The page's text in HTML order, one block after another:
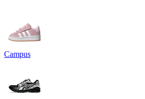
Campus